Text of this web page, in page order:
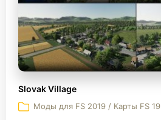
Slovak Village
Моды для FS 2019 / Карты FS 19